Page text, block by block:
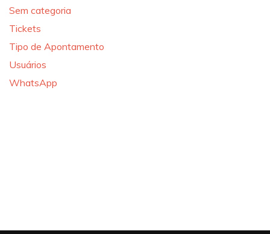
Sem categoria
Tickets
Tipo de Apontamento
Usuários
WhatsApp